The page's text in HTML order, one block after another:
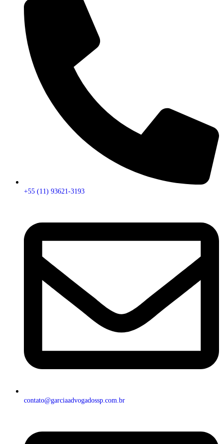
+55 (11) 93621-3193
contato@garciaadvogadossp.com.br